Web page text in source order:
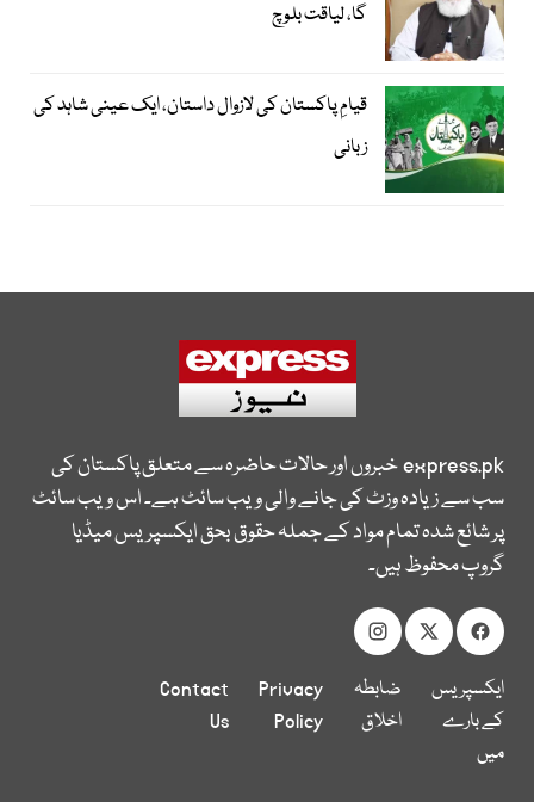
گا، لیاقت بلوچ
قیامِ پاکستان کی لازوال داستان، ایک عینی شاہد کی
زبانی
express.pkخبروں اور حالات حاضرہ سے متعلق پاکستان کی
سب سے زیادہ وزٹ کی جانے والی ویب سائٹ ہے۔ اس ویب سائٹ
پر شائع شدہ تمام مواد کے جملہ حقوق بحق ایکسپریس میڈیا
گروپ محفوظ ہیں۔
ایکسپریس
کے بارے
میں
ضابطہ
اخلاق
Privacy
Policy
Contact
Us